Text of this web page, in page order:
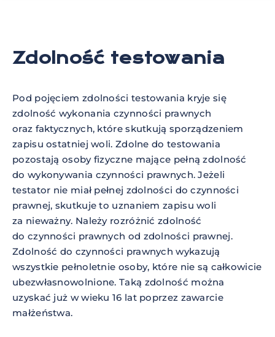
Zdolność testowania
Pod pojęciem zdolności testowania kryje się
zdolność wykonania czynności prawnych
oraz faktycznych, które skutkują sporządzeniem
zapisu ostatniej woli. Zdolne do testowania
pozostają osoby fizyczne mające pełną zdolność
do wykonywania czynności prawnych. Jeżeli
testator nie miał pełnej zdolności do czynności
prawnej, skutkuje to uznaniem zapisu woli
za nieważny. Należy rozróżnić zdolność
do czynności prawnych od zdolności prawnej.
Zdolność do czynności prawnych wykazują
wszystkie pełnoletnie osoby, które nie są całkowicie
ubezwłasnowolnione. Taką zdolność można
uzyskać już w wieku 16 lat poprzez zawarcie
małżeństwa.